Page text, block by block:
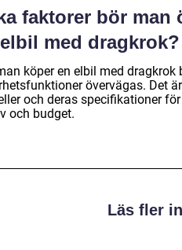
faktorer bör man
med dragkrok?
köper en elbil med dragkrok
övervägas. Det
och deras specifikationer
och budget.
Läs fler